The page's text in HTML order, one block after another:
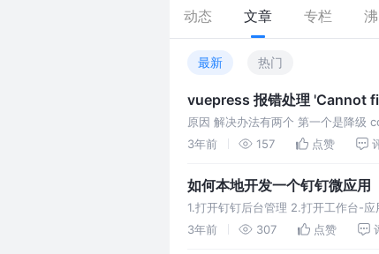
动态 文章 专栏
最新 热门
vuepress 报错处理 'Cannot
原因 解决办法有两个 第一个是降级
core-js 3x 可以用另外一种方式解决
3年前 157 点赞
如何本地开发一个钉钉微应用
1.打开钉钉后台管理 2.打开工作台-
管理 6.应用首页地址填写: http://
3年前 307 点赞